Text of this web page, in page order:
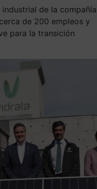
de la compañía
de 200 empleos y
para la transición